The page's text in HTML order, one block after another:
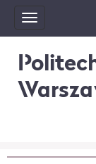
Toggle
navigation